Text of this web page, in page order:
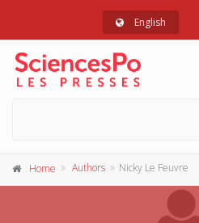
English
Home Authors Nicky Le Feuvre